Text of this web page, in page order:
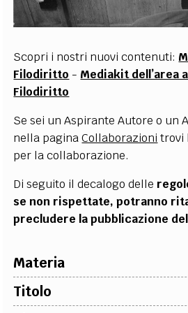
EXTRA
SOCIAL
Scopri i nostri nuovi contenuti:
Filodiritto - Mediakit dell’area
Filodiritto
Se sei un Aspirante Autore o un
nella paginaCollaborazioni trovi
per la collaborazione.
Di seguito il decalogo delle
se non rispettate, potranno
precludere la pubblicazione
Materia
specificare la
di associare il contributo tra
Titolo